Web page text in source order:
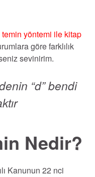
yöntemi ile kitap
göre farklılık
sevinirim.
“d” bendi
Nedir?
Kanunun 22 nci